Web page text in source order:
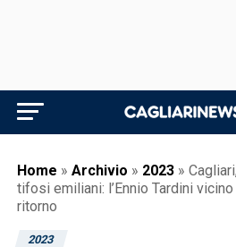
Home » Archivio » 2023 »
tifosi emiliani: l’Ennio Tardini
ritorno
2023